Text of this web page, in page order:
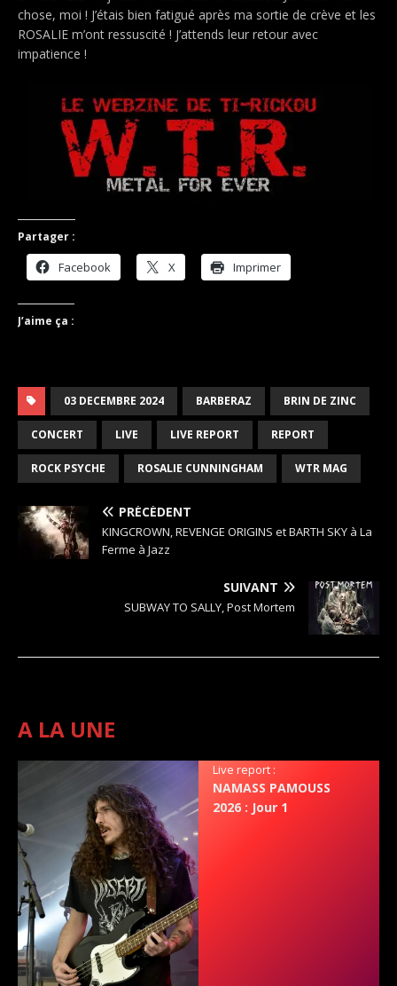
chose, moi ! J’étais bien fatigué après ma sortie de crève et les
ROSALIE m’ont ressuscité ! J’attends leur retour avec
impatience !
Partager :
Facebook X Imprimer
J’aime ça :
03 DECEMBRE 2024 BARBERAZ BRIN DE ZINC
CONCERT LIVE LIVE REPORT REPORT
ROCK PSYCHE ROSALIE CUNNINGHAM WTR MAG
PRÉCÉDENT
KINGCROWN, REVENGE ORIGINS et BARTH SKY à La
Ferme à Jazz
SUIVANT
SUBWAY TO SALLY, Post Mortem
A LA UNE
Live report :
NAMASS PAMOUSS
2026 : Jour 1